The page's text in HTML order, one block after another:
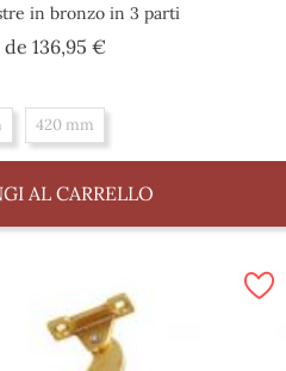
in bronzo in 3 parti
136,95 €Prezzo
420 mm
AL CARRELLO